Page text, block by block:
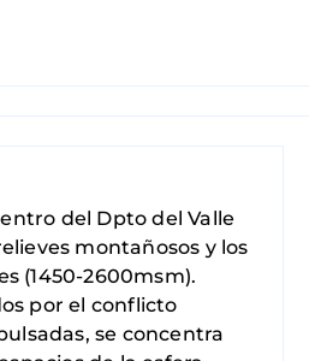
del Dpto del Valle
montañosos y los
(1450-2600msm).
por el conflicto
se concentra